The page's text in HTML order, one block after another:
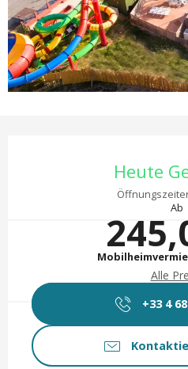
Heute
Ab
Alle
+33 4